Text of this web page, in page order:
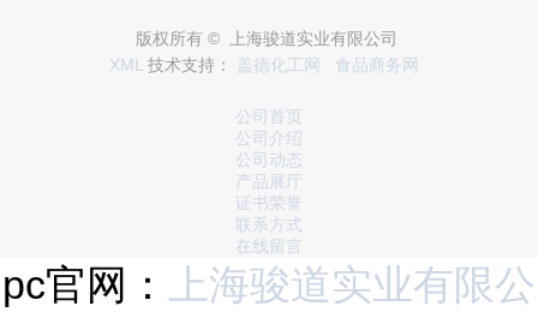
版权所有 © 上海骏道实业有限公司
XML 技术支持： 盖德化工网 食品商务网
公司首页
公司介绍
公司动态
产品展厅
证书荣誉
联系方式
在线留言
pc官网：
上海骏道实业有限公